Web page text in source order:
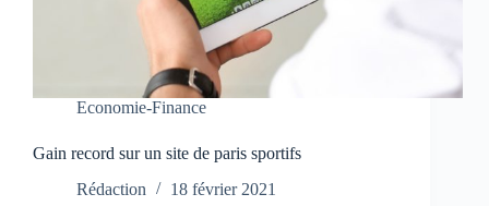
Economie-Finance
Gain record sur un site de paris sportifs
Rédaction
18 février 2021